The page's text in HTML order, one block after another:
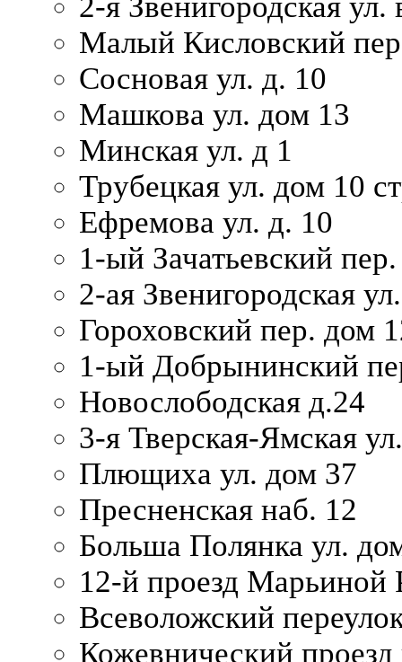
Малый Кисловский
Сосновая ул. д. 10
Машкова ул. дом 13
Минская ул. д 1
Трубецкая ул. дом 10
Ефремова ул. д. 10
1-ый Зачатьевский
2-ая Звенигородская
Гороховский пер. дом
1-ый Добрынинский
Новослободская д.24
3-я Тверская-Ямская
Плющиха ул. дом 37
Пресненская наб. 12
Больша Полянка ул.
12-й проезд Марьиной
Всеволожский
Кожевнический проезд